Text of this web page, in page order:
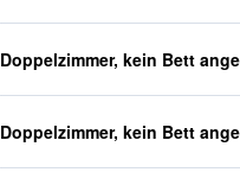
Doppelzimmer, kein Bett
Doppelzimmer, kein Bett